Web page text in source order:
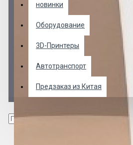
новинки
Оборудование
3D-Принтеры
Автотранспорт
Предзаказ из Китая